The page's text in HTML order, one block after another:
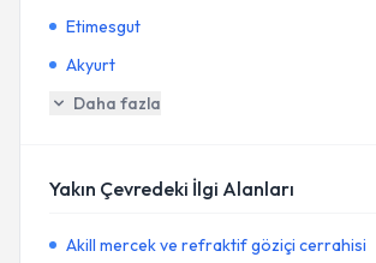
Etimesgut
Akyurt
Daha fazla
Yakın Çevredeki İlgi Alanları
Akill mercek ve refraktif göziçi cerrahisi